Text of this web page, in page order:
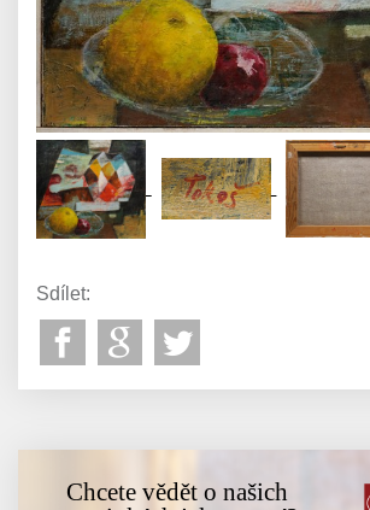
Sdílet:
Chcete vědět o našich